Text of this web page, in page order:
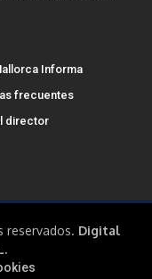
Informa
frecuentes
director
reservados. Digital